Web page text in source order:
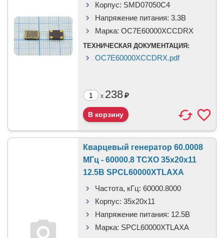
Корпус: SMD07050C4
Напряжение питания: 3.3В
Марка: OC7E60000XCCDRX
ТЕХНИЧЕСКАЯ ДОКУМЕНТАЦИЯ:
OC7E60000XCCDRX.pdf
x 238₽
Кварцевый генератор 60.0008
МГц - 60000.8 TCXO 35x20x11
12.5В SPCL60000XTLAXA
Частота, кГц: 60000.8000
Корпус: 35x20x11
Напряжение питания: 12.5В
Марка: SPCL60000XTLAXA